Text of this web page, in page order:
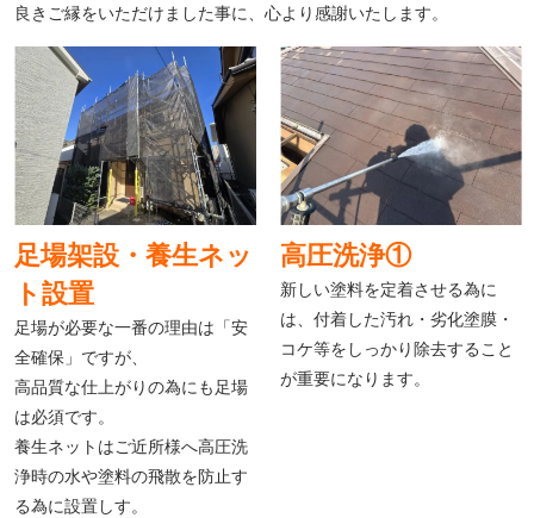
良きご縁をいただけました事に、心より感謝いたします。
足場架設・養生ネッ
ト設置
足場が必要な一番の理由は「安
全確保」ですが、
高品質な仕上がりの為にも足場
は必須です。
養生ネットはご近所様へ高圧洗
浄時の水や塗料の飛散を防止す
る為に設置しす。
高圧洗浄①
新しい塗料を定着させる為に
は、付着した汚れ・劣化塗膜・
コケ等をしっかり除去すること
が重要になります。